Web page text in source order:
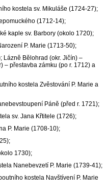
kostela sv. Mikuláše (1724-27);
(1712-14);
kaple sv. Barbory (okolo 1720);
P. Marie (1713-50);
Lázně Bělohrad (okr. Jičín) –
– přestavba zámku (po r. 1712) a
kostela Zvěstování P. Marie a
Páně (před r. 1721);
sv. Jana Křtitele (1726);
P. Marie (1708-10);
1730);
Nanebevzetí P. Marie (1739-41);
kostela Navštívení P. Marie